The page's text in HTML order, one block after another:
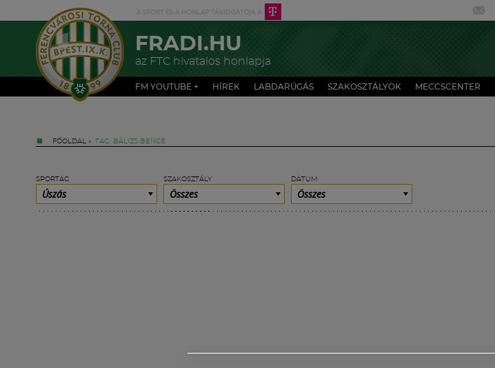
FRADI.HU
az FTC hivatalos honlapja
FM YOUTUBE + HÍREK LABDARÚGÁS SZAKOSZTÁLYOK MECCSCENTER
FŐOLDAL » TAG: BÁLIZS BENCE
SPORTÁG
Úszás
SZAKOSZTÁLY
Összes
DÁTUM
Összes